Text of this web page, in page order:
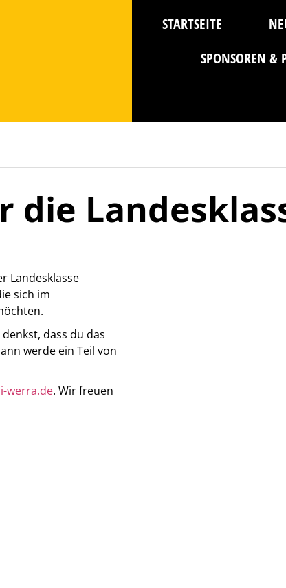
STARTSEITE
SPONSOREN &
die
Landesklasse
sich im
dass du das
werde ein Teil von
werra.de. Wir freuen